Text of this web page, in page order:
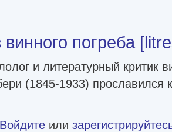
винного погреба
и литературный критик
(1845-1933) прославился
из винного погреба [litres]
Войдите или